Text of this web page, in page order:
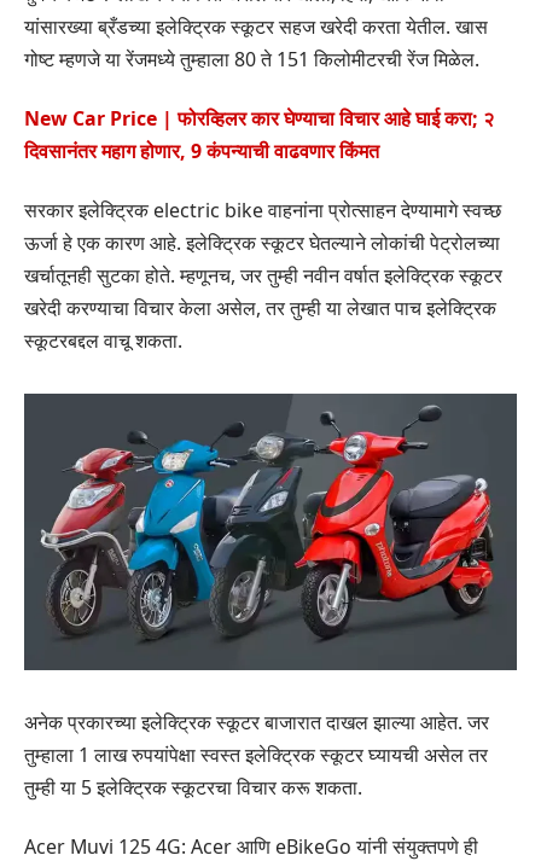
यांसारख्या ब्रँडच्या इलेक्ट्रिक स्कूटर सहज खरेदी करता येतील. खास
गोष्ट म्हणजे या रेंजमध्ये तुम्हाला 80 ते 151 किलोमीटरची रेंज मिळेल.
New Car Price | फोरव्हिलर कार घेण्याचा विचार आहे घाई करा; २
दिवसानंतर महाग होणार, 9 कंपन्याची वाढवणार किंमत
सरकार इलेक्ट्रिक electric bike वाहनांना प्रोत्साहन देण्यामागे स्वच्छ
ऊर्जा हे एक कारण आहे. इलेक्ट्रिक स्कूटर घेतल्याने लोकांची पेट्रोलच्या
खर्चातूनही सुटका होते. म्हणूनच, जर तुम्ही नवीन वर्षात इलेक्ट्रिक स्कूटर
खरेदी करण्याचा विचार केला असेल, तर तुम्ही या लेखात पाच इलेक्ट्रिक
स्कूटरबद्दल वाचू शकता.
अनेक प्रकारच्या इलेक्ट्रिक स्कूटर बाजारात दाखल झाल्या आहेत. जर
तुम्हाला 1 लाख रुपयांपेक्षा स्वस्त इलेक्ट्रिक स्कूटर घ्यायची असेल तर
तुम्ही या 5 इलेक्ट्रिक स्कूटरचा विचार करू शकता.
Acer Muvi 125 4G: Acer आणि eBikeGo यांनी संयुक्तपणे ही